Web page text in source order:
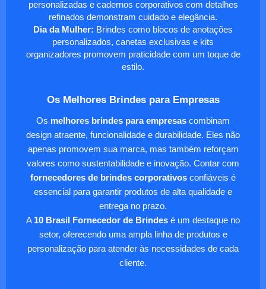
personalizadas e cadernos corporativos com detalhes
refinados demonstram cuidado e elegância.
Dia da Mulher: Brindes como blocos de anotações
personalizados, canetas exclusivas e kits
organizadores promovem praticidade com um toque de
estilo.
Os Melhores Brindes para Empresas
Os melhores brindes para empresas combinam
design atraente, funcionalidade e durabilidade. Eles não
apenas promovem sua marca, mas também reforçam
valores como sustentabilidade e inovação. Contar com
fornecedores de brindes corporativos confiáveis é
essencial para garantir produtos de alta qualidade e
entrega no prazo.
A 10 Brasil Fornecedor de Brindes é um destaque no
setor, oferecendo uma ampla linha de produtos e
personalização para atender às necessidades de cada
cliente.